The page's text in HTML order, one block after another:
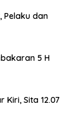
Pelaku dan
5 H
Sita 12.07